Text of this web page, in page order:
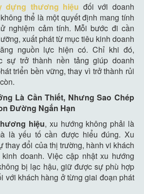
dựng thương hiệu đối với doanh
thể là một quyết định mang tính
nghiệm cảm tính. Mỗi bước đi cần
xuất phát từ mục tiêu kinh doanh
nguồn lực hiện có. Chỉ khi đó,
sự trở thành nền tảng giúp doanh
triển bền vững, thay vì trở thành rủi
Là Cần Thiết, Nhưng Sao Chép
Đường Ngắn Hạn
hiệu, xu hướng không phải là
là yếu tố cần được hiểu đúng. Xu
thay đổi của thị trường, hành vi khách
doanh. Việc cập nhật xu hướng
bị lạc hậu, giữ được sự phù hợp
với khách hàng ở từng giai đoạn phát